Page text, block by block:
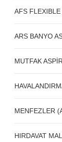
AFS FLEXIBLE
ARS BANYO
MUTFAK
MENFEZLER
HIRDAVAT